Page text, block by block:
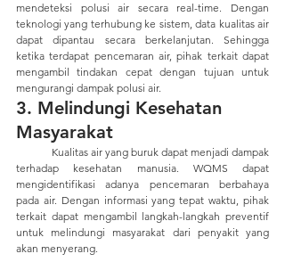
mendeteksi polusi air secara real-time. Dengan
teknologi yang terhubung ke sistem, data kualitas air
dapat dipantau secara berkelanjutan. Sehingga
ketika terdapat pencemaran air, pihak terkait dapat
mengambil tindakan cepat dengan tujuan untuk
mengurangi dampak polusi air.
3. Melindungi Kesehatan
Masyarakat
terhadap kesehatan manusia. WQMS dapat
mengidentifikasi adanya pencemaran berbahaya
pada air. Dengan informasi yang tepat waktu, pihak
terkait dapat mengambil langkah-langkah preventif
untuk melindungi masyarakat dari penyakit yang
akan menyerang.